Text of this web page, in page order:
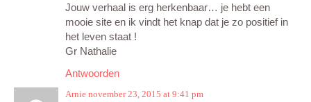
Jouw verhaal is erg herkenbaar… je hebt een
mooie site en ik vindt het knap dat je zo positief in
het leven staat !
Gr Nathalie
Antwoorden
Arnie november 23, 2015 at 9:41 pm